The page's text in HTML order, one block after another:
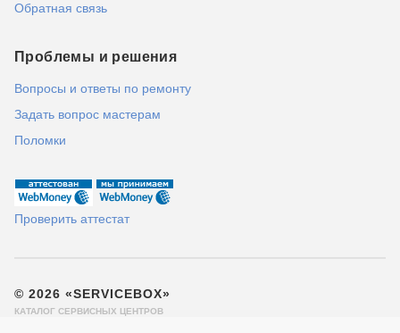
Обратная связь
Проблемы и решения
Вопросы и ответы по ремонту
Задать вопрос мастерам
Поломки
Проверить аттестат
© 2026 «SERVICEBOX»
КАТАЛОГ СЕРВИСНЫХ ЦЕНТРОВ